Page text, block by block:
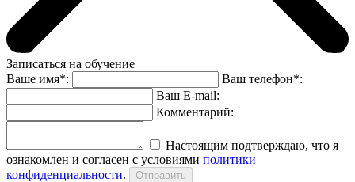
Записаться на обучение
Ваше имя*:
Ваш телефон*:
Ваш E-mail:
Комментарий:
Настоящим подтверждаю, что я
ознакомлен и согласен с условиями политики
конфиденциальности.